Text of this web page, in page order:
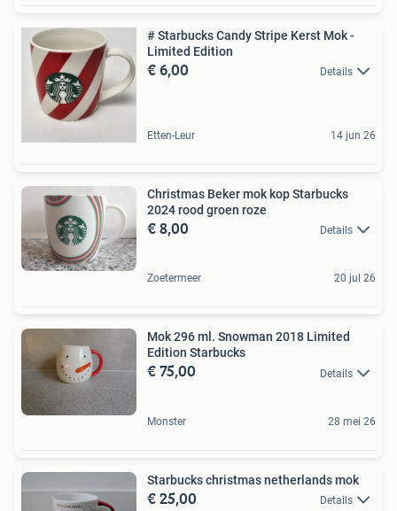
# Starbucks Candy Stripe Kerst Mok -
Limited Edition
€ 6,00 Details
Etten-Leur 14 jun 26
Christmas Beker mok kop Starbucks
2024 rood groen roze
€ 8,00 Details
Zoetermeer 20 jul 26
Mok 296 ml. Snowman 2018 Limited
Edition Starbucks
€ 75,00 Details
Monster 28 mei 26
Starbucks christmas netherlands mok
€ 25,00 Details